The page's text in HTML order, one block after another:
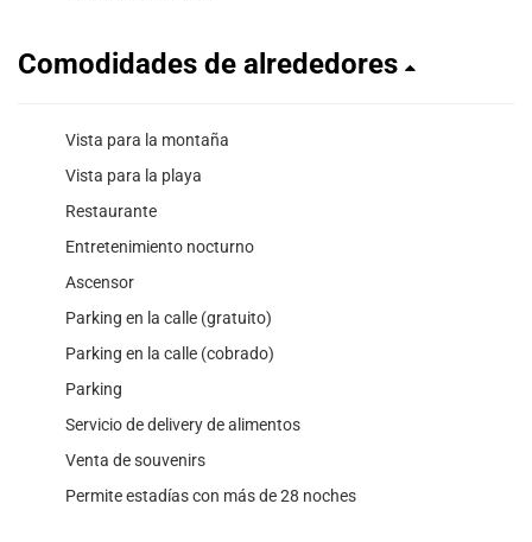
Comodidades de alrededores
Vista para la montaña
Vista para la playa
Restaurante
Entretenimiento nocturno
Ascensor
Parking en la calle (gratuito)
Parking en la calle (cobrado)
Parking
Servicio de delivery de alimentos
Venta de souvenirs
Permite estadías con más de 28 noches